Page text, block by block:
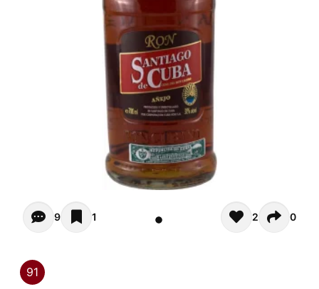
Opiniones de clientes (9)
9 1 2 0
91